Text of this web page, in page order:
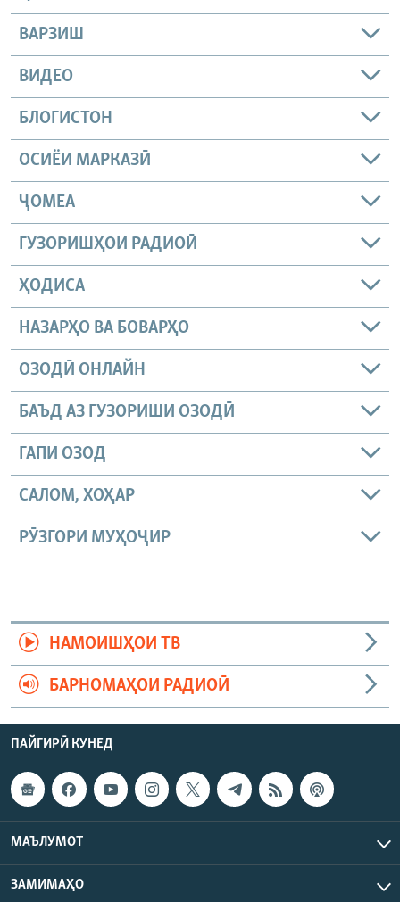
ВАРЗИШ
ВИДЕО
БЛОГИСТОН
ОСИЁИ МАРКАЗӢ
ҶОМEА
ГУЗОРИШҲОИ РАДИОӢ
ҲОДИСА
НАЗАРҲО ВА БОВАРҲО
ОЗОДӢ ОНЛАЙН
БАЪД АЗ ГУЗОРИШИ ОЗОДӢ
ГАПИ ОЗОД
САЛОМ, ХОҲАР
РӮЗГОРИ МУҲОҶИР
НАМОИШҲОИ ТВ
БАРНОМАҲОИ РАДИОӢ
ПАЙГИРӢ КУНЕД
МАЪЛУМОТ
ЗАМИМАҲО